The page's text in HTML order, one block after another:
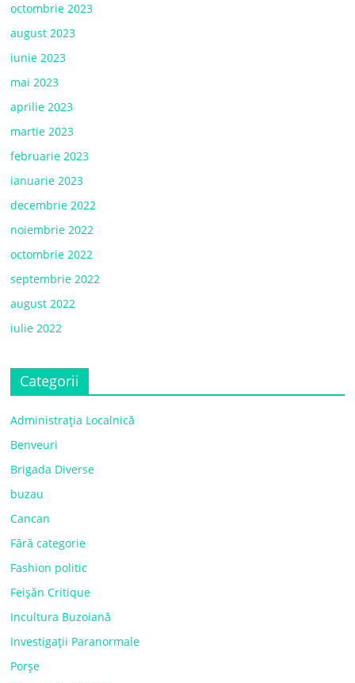
octombrie 2023
august 2023
iunie 2023
mai 2023
aprilie 2023
martie 2023
februarie 2023
ianuarie 2023
decembrie 2022
noiembrie 2022
octombrie 2022
septembrie 2022
august 2022
iulie 2022
Categorii
Administrația Localnică
Benveuri
Brigada Diverse
buzau
Cancan
Fără categorie
Fashion politic
Feișăn Critique
Incultura Buzoiană
Investigații Paranormale
Porșe